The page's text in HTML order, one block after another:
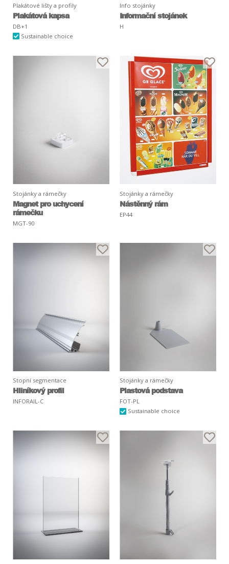
Plakátové lišty a profily
Plakátová kapsa
DB+1
Sustainable choice
Info stojánky
Informační stojánek
H
Stojánky a rámečky
Magnet pro uchycení
rámečku
MGT-90
Stojánky a rámečky
Nástěnný rám
EP44
Stopní segmentace
Hliníkový profil
INFORAIL-C
Stojánky a rámečky
Plastová podstava
FOT-PL
Sustainable choice